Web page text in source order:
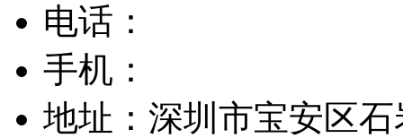
电话：
手机：
地址： 深圳市宝安区